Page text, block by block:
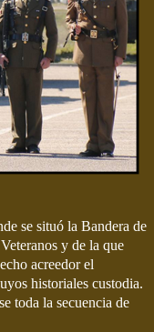
se situó la Bandera de
y de la que
acreedor el
historiales custodia.
toda la secuencia de